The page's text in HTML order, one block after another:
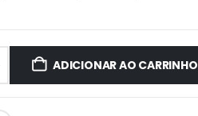
ADICIONAR AO CARRINHO